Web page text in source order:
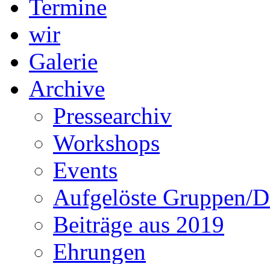
Termine
wir
Galerie
Archive
Pressearchiv
Workshops
Events
Aufgelöste Gruppen/
Beiträge aus 2019
Ehrungen